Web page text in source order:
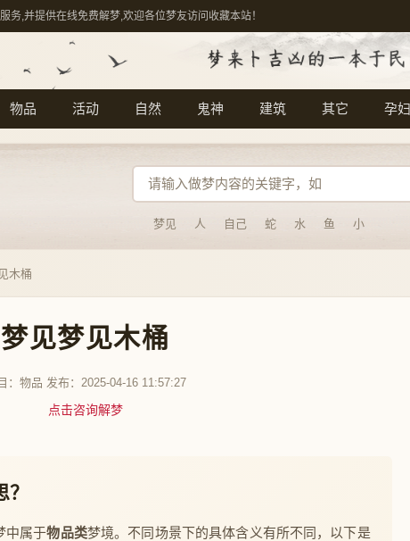
,并提供在线免费解梦,欢迎各位梦友访问收藏本站！
物品 活动 自然 鬼神 建筑 其它 孕妇
梦见 人 自己 蛇 水 鱼 小
木桶
梦见梦见木桶
： 物品 发布：2025-04-16 11:57:27
点击咨询解梦
中属于物品类梦境。不同场景下的具体含义有所不同，以下是